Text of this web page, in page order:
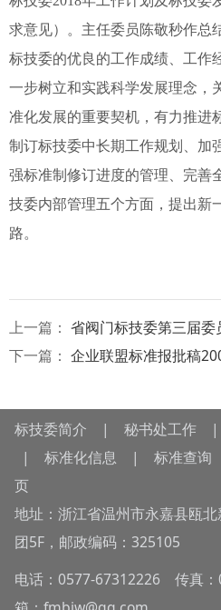
求意见）。主任委员陈敬秒作总
标技委的优良的工作成绩、工作
一步树立和实践科学发展理念，
准化发展的重要契机，有力推进
制订标技委中长期工作规划、加
强标准制修订进度的管理、完善
技委内部管理五个方面，提出新
路。
上一篇： 省阀门标技委第三届
下一篇： 企业联盟标准报批稿
标技委简介 | 秘书处工作
|
标准化信息 | 标准查询
页
地址：浙江省温州市永嘉县瓯
团5F，邮政编码：325105
电话：0577-67312226 传真